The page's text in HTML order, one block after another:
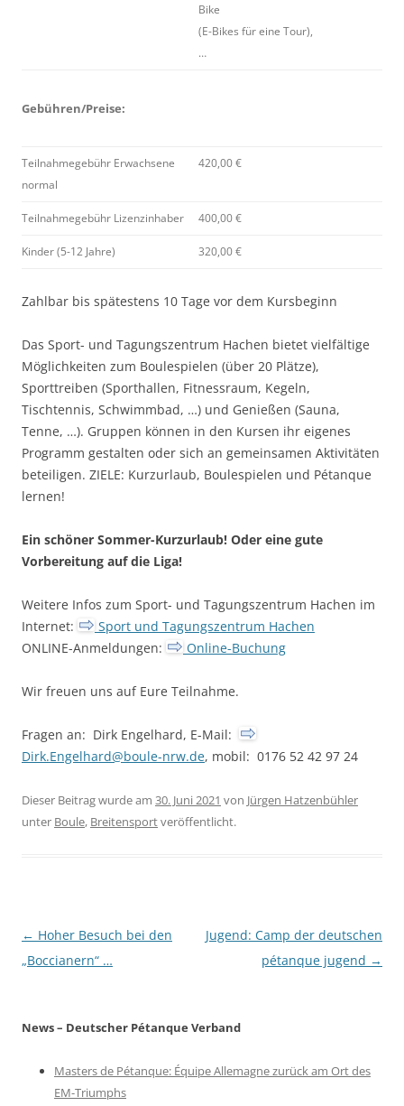
Bike
(E-Bikes für eine Tour),
…
Gebühren/Preise:
Teilnahmegebühr Erwachsene
normal
420,00 €
Teilnahmegebühr Lizenzinhaber 400,00 €
Kinder (5-12 Jahre) 320,00 €
Zahlbar bis spätestens 10 Tage vor dem Kursbeginn
Das Sport- und Tagungszentrum Hachen bietet vielfältige
Möglichkeiten zum Boulespielen (über 20 Plätze),
Sporttreiben (Sporthallen, Fitnessraum, Kegeln,
Tischtennis, Schwimmbad, …) und Genießen (Sauna,
Tenne, …). Gruppen können in den Kursen ihr eigenes
Programm gestalten oder sich an gemeinsamen Aktivitäten
beteiligen. ZIELE: Kurzurlaub, Boulespielen und Pétanque
lernen!
Ein schöner Sommer-Kurzurlaub! Oder eine gute
Vorbereitung auf die Liga!
Weitere Infos zum Sport- und Tagungszentrum Hachen im
Internet:
Sport und Tagungszentrum Hachen
ONLINE-Anmeldungen:
Online-Buchung
Wir freuen uns auf Eure Teilnahme.
Fragen an: Dirk Engelhard, E-Mail:
Dirk.Engelhard@boule-nrw.de, mobil: 0176 52 42 97 24
Dieser Beitrag wurde am 30. Juni 2021 von Jürgen Hatzenbühler
unter Boule, Breitensportveröffentlicht.
Beitragsnavigation
← Hoher Besuch bei den
„Boccianern“ …
Jugend: Camp der deutschen
pétanque jugend →
News – Deutscher Pétanque Verband
Masters de Pétanque: Équipe Allemagne zurück am Ort des
EM-Triumphs